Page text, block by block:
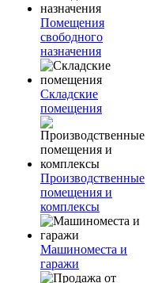
Помещения
свободного
назначения
Складские
помещения
Производственные
помещения и
комплексы
Машиноместа и
гаражи